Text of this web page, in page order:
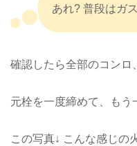
あれ? 普段はガ
確認したら全部のコンロ
元栓を一度締めて、もう
この写真↓ こんな感じの